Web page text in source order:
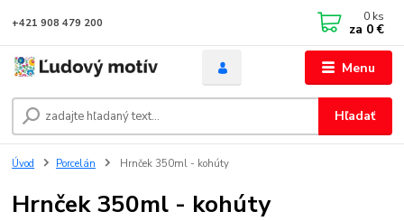
Menu
Hľadať
+421 908 479 200 0 ks
za 0 €
Úvod Porcelán Hrnček 350ml - kohúty
Hrnček 350ml - kohúty